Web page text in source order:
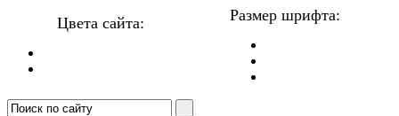
Цвета сайта: Размер шрифта: